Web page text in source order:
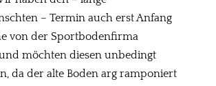
– Termin auch erst Anfang
von der Sportbodenfirma
möchten diesen unbedingt
da der alte Boden arg ramponiert